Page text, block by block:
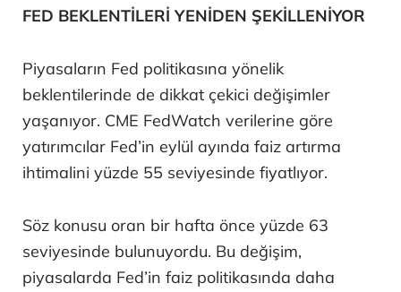
FED BEKLENTİLERİ YENİDEN ŞEKİLLENİYOR
Piyasaların Fed politikasına yönelik
beklentilerinde de dikkat çekici değişimler
yaşanıyor. CME FedWatch verilerine göre
yatırımcılar Fed’in eylül ayında faiz artırma
ihtimalini yüzde 55 seviyesinde fiyatlıyor.
Söz konusu oran bir hafta önce yüzde 63
seviyesinde bulunuyordu. Bu değişim,
piyasalarda Fed’in faiz politikasında daha